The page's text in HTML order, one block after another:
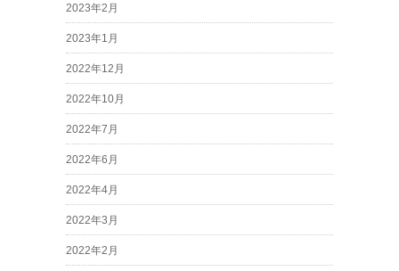
2023年2月
2023年1月
2022年12月
2022年10月
2022年7月
2022年6月
2022年4月
2022年3月
2022年2月